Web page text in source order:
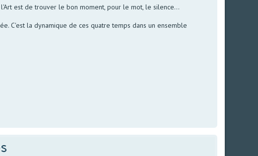
est de trouver le bon moment, pour le mot, le silence...
C'est la dynamique de ces quatre temps dans un ensemble